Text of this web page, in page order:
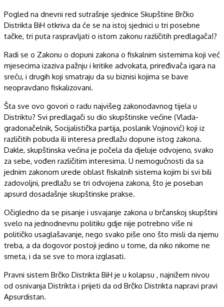
Pogled na dnevni red sutrašnje sjednice Skupštine Brčko
Distrikta BiH otkriva da će se na istoj sjednici u tri posebne
tačke, tri puta raspravljati o istom zakonu različitih predlagača!?
Radi se o Zakonu o dopuni zakona o fiskalnim sistemima koji već
mjesecima izaziva pažnju i kritike advokata, priređivača igara na
sreću, i drugih koji smatraju da su biznisi kojima se bave
neopravdano fiskalizovani.
Šta sve ovo govori o radu najvišeg zakonodavnog tijela u
Distriktu? Svi predlagači su dio skupštinske većine (Vlada-
gradonačelnik, Socijalistička partija, poslanik Vojinović) koji iz
različitih pobuda ili interesa predlažu dopune istog zakona.
Dakle, skupštinska većina je počela da djeluje odvojeno, svako
za sebe, vođen različitim interesima. U nemogućnosti da sa
jednim zakonom urede oblast fiskalnih sistema kojim bi svi bili
zadovoljni, predlažu se tri odvojena zakona, što je poseban
apsurd dosadašnje skupštinske prakse.
Očigledno da se pisanje i usvajanje zakona u brčanskoj skupštini
svelo na jednodnevnu politiku gdje nije potrebno više ni
političko usaglašavanje, nego svako piše ono što misli da njemu
treba, a da dogovor postoji jedino u tome, da niko nikome ne
smeta, i da se sve to mora izglasati.
Pravni sistem Brčko Distrikta BiH je u kolapsu , najnižem nivou
od osnivanja Distrikta i prijeti da od Brčko Distrikta napravi pravi
Apsurdistan.